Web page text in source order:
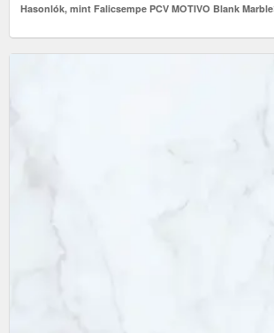
Hasonlók, mint Falicsempe PCV MOTIVO Blank Marble